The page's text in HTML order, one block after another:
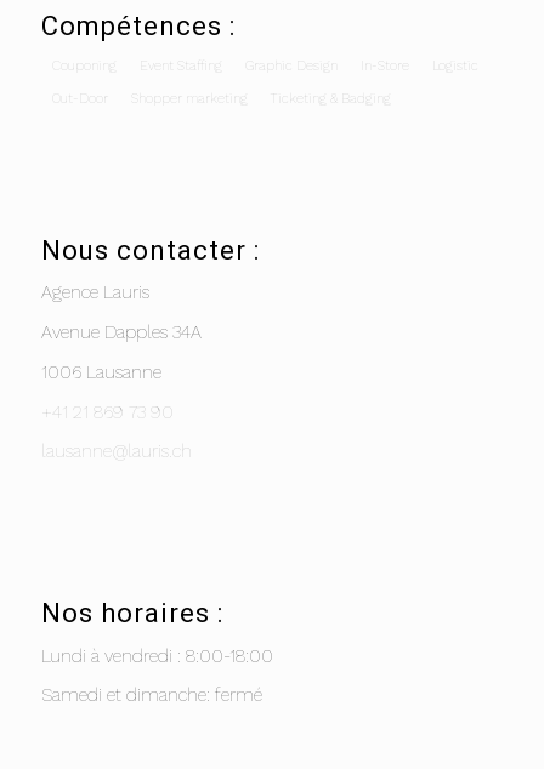
Compétences :
Couponing Event Staffing Graphic Design In-Store Logistic
Out-Door Shopper marketing Ticketing & Badging
Nous contacter :
Agence Lauris
Avenue Dapples 34A
1006 Lausanne
+41 21 869 73 90
lausanne@lauris.ch
Nos horaires :
Lundi à vendredi : 8:00-18:00
Samedi et dimanche: fermé